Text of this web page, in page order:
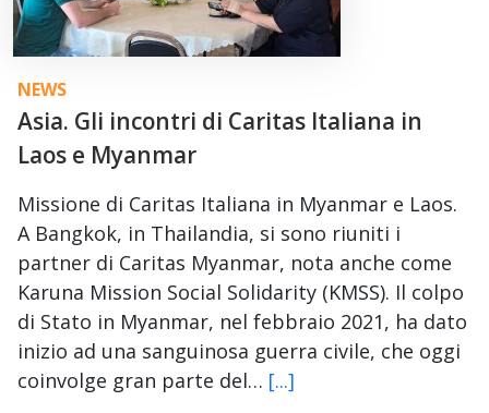
NEWS
Asia. Gli incontri di Caritas Italiana in
Laos e Myanmar
Missione di Caritas Italiana in Myanmar e Laos.
A Bangkok, in Thailandia, si sono riuniti i
partner di Caritas Myanmar, nota anche come
Karuna Mission Social Solidarity (KMSS). Il colpo
di Stato in Myanmar, nel febbraio 2021, ha dato
inizio ad una sanguinosa guerra civile, che oggi
coinvolge gran parte del… [...]